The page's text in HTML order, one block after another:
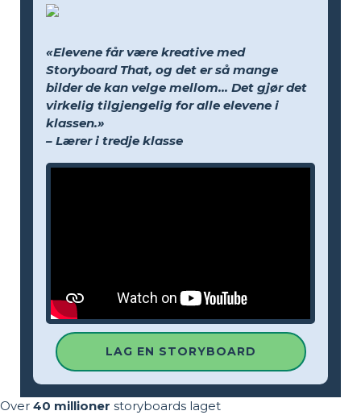
«Elevene får være kreative med
Storyboard That, og det er så mange
bilder de kan velge mellom... Det gjør det
virkelig tilgjengelig for alle elevene i
klassen.»
– Lærer i tredje klasse
LAG EN STORYBOARD
Over 40 millioner storyboards laget